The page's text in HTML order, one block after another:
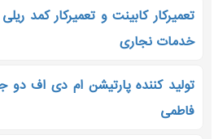
تعمیرکار کابینت و تعمیرکار کمد
خدمات نجاری
تولید کننده پارتیشن ام دی اف دو
فاطمی